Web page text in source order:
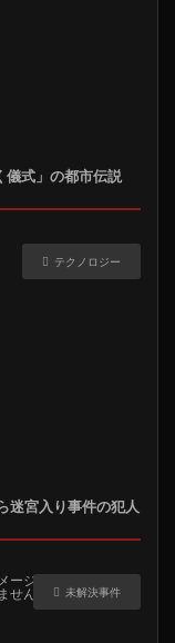
儀式」の都市伝説
テクノロジー
迷宮入り事件の犯人
未解決事件